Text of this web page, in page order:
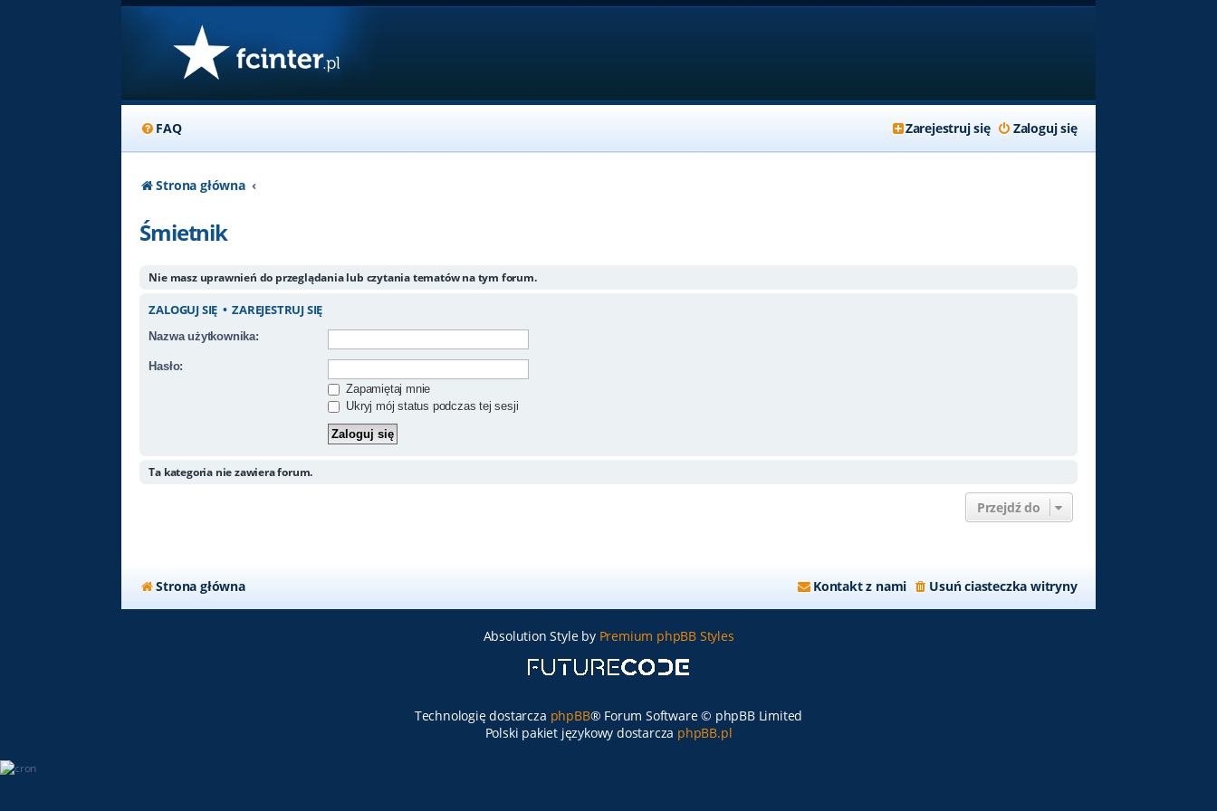
FAQ Zaloguj się
Zarejestruj się
Strona główna
Śmietnik
Nie masz uprawnień do przeglądania lub czytania tematów na tym forum.
ZALOGUJ SIĘ •ZAREJESTRUJ SIĘ
Nazwa użytkownika:
Hasło:
Zapamiętaj mnie
Ukryj mój status podczas tej sesji
Ta kategoria nie zawiera forum.
Przejdź do
Strona główna Usuń ciasteczka witryny
Kontakt z nami
Absolution Style by Premium phpBB Styles
Technologię dostarcza phpBB® Forum Software © phpBB Limited
Polski pakiet językowy dostarcza phpBB.pl